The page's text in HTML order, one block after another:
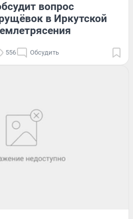
вопрос
в Иркутской
556 Обсудить